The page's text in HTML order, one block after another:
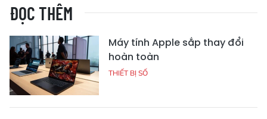
ĐỌC THÊM
Máy tính Apple sắp thay đổi
hoàn toàn
THIẾT BỊ SỐ